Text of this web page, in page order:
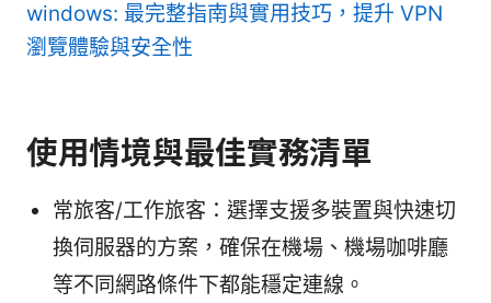
windows: 最完整指南與實用技巧，提升 VPN
瀏覽體驗與安全性
使用情境與最佳實務清單
常旅客/工作旅客：選擇支援多裝置與快速切
換伺服器的方案，確保在機場、機場咖啡廳
等不同網路條件下都能穩定連線。